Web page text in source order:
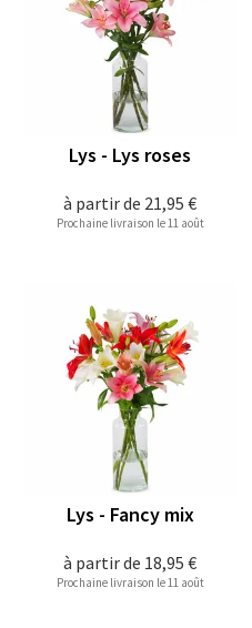
à partir de 21,95 €
Lys - Lys roses
Prochaine livraison le 11 août
à partir de 18,95 €
Lys - Fancy mix
Prochaine livraison le 11 août